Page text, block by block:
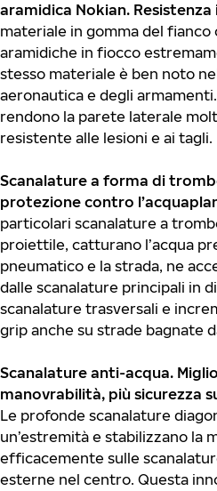
aramidica Nokian.
materiale in gomma del
aramidiche in fiocco
stesso materiale è ben noto
aeronautica e degli
rendono la parete laterale
resistente alle lesioni e ai tagli.
Scanalature a forma di
protezione contro
particolari scanalature a
proiettile, catturano l’acqua
pneumatico e la strada, ne
dalle scanalature principali in
scanalature trasversali e
grip anche su strade bagnate
Scanalature anti-acqua.
manovrabilità, più sicurezza
Le profonde scanalature
un’estremità e stabilizzano la
efficacemente sulle
esterne nel centro. Questa